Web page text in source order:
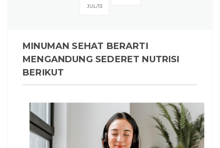
JUL 13
MINUMAN SEHAT BERARTI
MENGANDUNG SEDERET NUTRISI
BERIKUT